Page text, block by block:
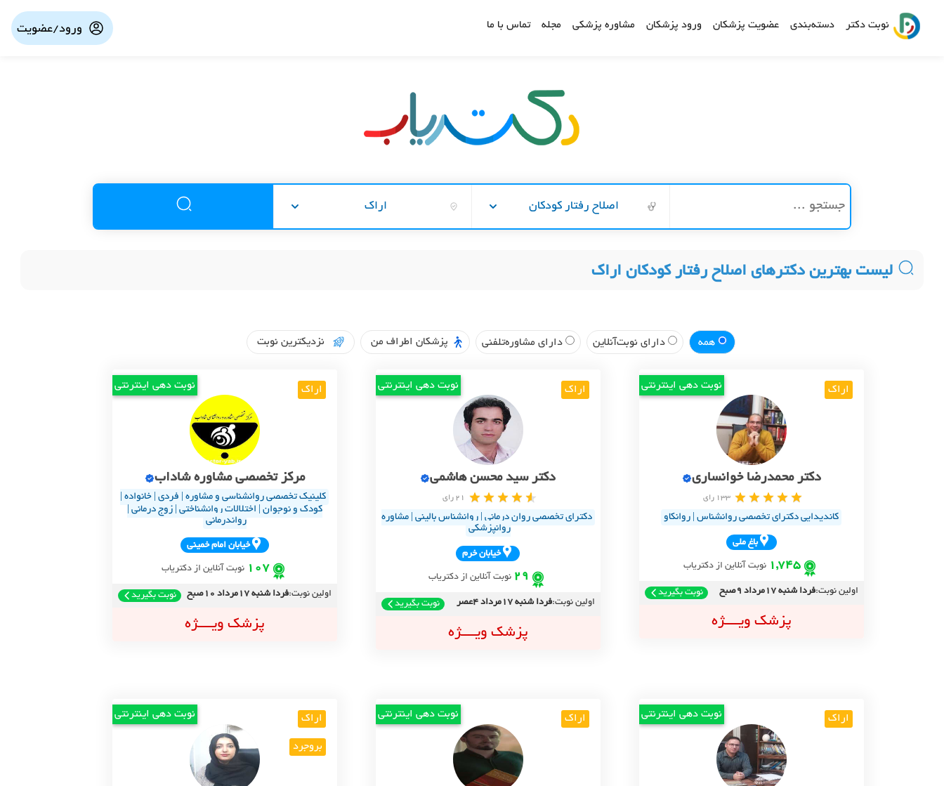
نوبت دکتر دسته‌بندی عضویت پزشکان ورود پزشکان مشاوره پزشکی مجله تماس با ما ورود/عضویت
اصلاح رفتار کودکان اراک
لیست بهترین دکترهای اصلاح رفتار کودکان اراک
همه دارای نوبت‌آنلاین دارای مشاوره‌تلفنی پزشکان اطراف من نزدیکترین نوبت
اراک نوبت دهی اینترنتی
دکتر محمدرضا خوانساری
133 رای
کاندیدایی دکترای تخصصی روانشناس | روانکاو
باغ ملي
1,745 نوبت آنلاین از دکتریاب
اولین نوبت:فردا شنبه 17مرداد 9صبح نوبت بگیرید
پزشک ویــــژه
اراک نوبت دهی اینترنتی
دکتر سید محسن هاشمی
21 رای
دکترای تخصصی روان درمانی | روانشناس بالینی | مشاوره
روانپزشکی
خيابان خرم
29 نوبت آنلاین از دکتریاب
اولین نوبت:فردا شنبه 17مرداد 4عصر نوبت بگیرید
پزشک ویــــژه
اراک نوبت دهی اینترنتی
مرکز تخصصی مشاوره شاداب
کلینیک تخصصی روانشناسی و مشاوره | فردی | خانواده |
کودک و نوجوان | اختلالات روانشناختی | زوج درمانی |
رواندرمانی
خيابان امام خميني
107 نوبت آنلاین از دکتریاب
اولین نوبت:فردا شنبه 17مرداد 10صبح نوبت بگیرید
پزشک ویــــژه
اراک نوبت دهی اینترنتی اراک نوبت دهی اینترنتی اراک
بروجرد
نوبت دهی اینترنتی